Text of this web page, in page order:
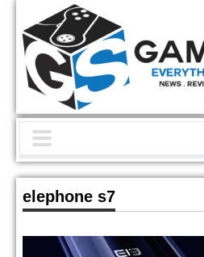
elephone s7